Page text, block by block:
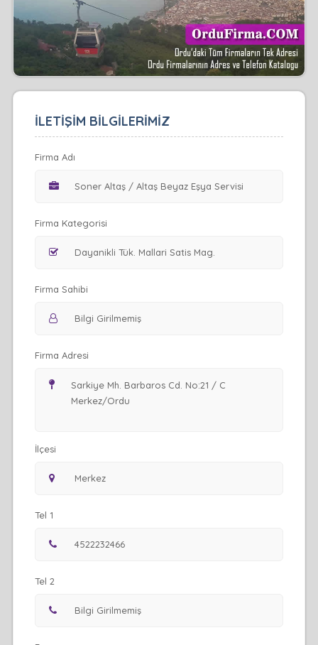
İLETİŞİM BİLGİLERİMİZ
Firma Adı
Firma Kategorisi
Firma Sahibi
Firma Adresi
İlçesi
Tel 1
Tel 2